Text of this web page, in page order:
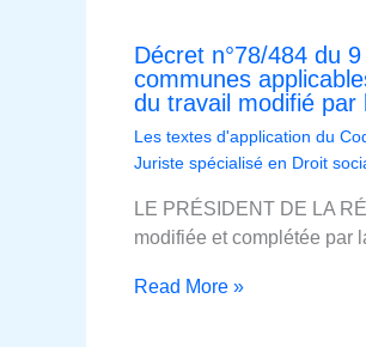
Décret n°78/484 du
communes
du travail modifié par
Les textes d'application du
Juriste spécialisé en Droit
LE PRÉSIDENT DE LA
modifiée et complétée par
Read More »